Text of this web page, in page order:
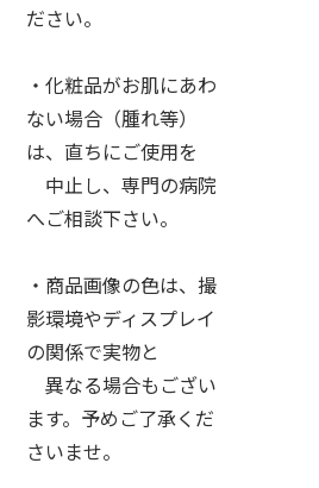
ださい。
・化粧品がお肌にあわ
ない場合（腫れ等）
は、直ちにご使用を
中止し、専門の病院
へご相談下さい。
・商品画像の色は、撮
影環境やディスプレイ
の関係で実物と
異なる場合もござい
ます。予めご了承くだ
さいませ。